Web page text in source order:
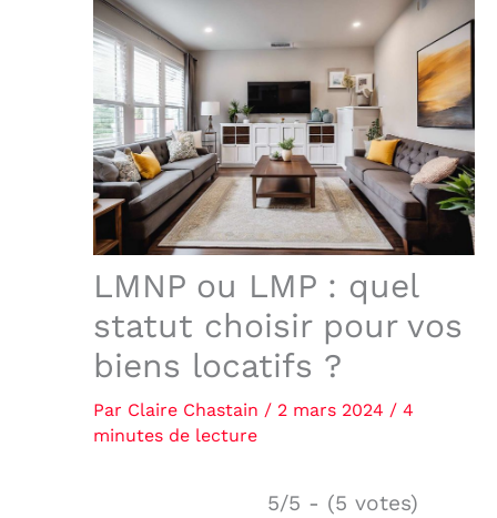
LMNP ou LMP : quel
statut choisir pour vos
biens locatifs ?
Par Claire Chastain / 2 mars 2024 / 4
minutes de lecture
5/5 - (5 votes)